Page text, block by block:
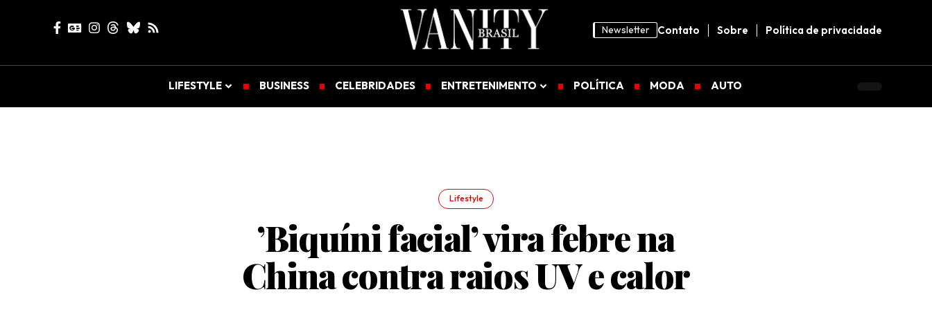
Newsletter Contato Sobre Política de privacidade
LIFESTYLE BUSINESS CELEBRIDADES ENTRETENIMENTO POLÍTICA MODA AUTO
Lifestyle
​’Biquíni facial’ vira febre na
China contra raios UV e calor